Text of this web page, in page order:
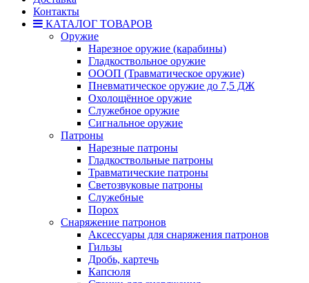
Контакты
КАТАЛОГ ТОВАРОВ
Оружие
Нарезное оружие (карабины)
Гладкоствольное оружие
ОООП (Травматическое оружие)
Пневматическое оружие до 7,5 ДЖ
Охолощённое оружие
Служебное оружие
Сигнальное оружие
Патроны
Нарезные патроны
Гладкоствольные патроны
Травматические патроны
Светозвуковые патроны
Служебные
Порох
Снаряжение патронов
Аксессуары для снаряжения патронов
Гильзы
Дробь, картечь
Капсюля